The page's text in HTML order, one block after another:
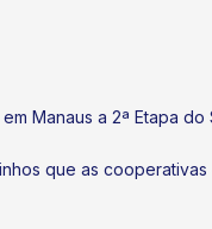
Manaus a 2ª Etapa
que as